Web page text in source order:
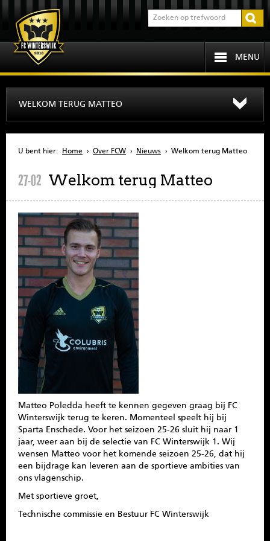
MENU
JEUGD
SENIOREN
SPONSOREN
CONTACT
MENU
WELKOM TERUG MATTEO
U bent hier: Home › Over FCW › Nieuws › Welkom terug Matteo
27-02 Welkom terug Matteo
Matteo Poledda heeft te kennen gegeven graag bij FC
Winterswijk terug te keren. Momenteel speelt hij bij
Sparta Enschede. Voor het seizoen 25-26 sluit hij naar 1
jaar, weer aan bij de selectie van FC Winterswijk 1. Wij
wensen Matteo voor het komende seizoen 25-26, dat hij
een bijdrage kan leveren aan de sportieve ambities van
ons vlagenschip.
Met sportieve groet,
Technische commissie en Bestuur FC Winterswijk